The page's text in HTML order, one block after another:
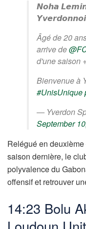
𝙉𝙤𝙝𝙖
Âgé de 20
arrive de
d'une saison
Bienvenue à
#UnisUnique
— Yverdon
September
Relégué en
saison dernière, le
polyvalence du
offensif et retrouver
14:23 Bolu